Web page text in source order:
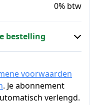
0% btw
bestelling
voorwaarden
. Je abonnement
verlengd.